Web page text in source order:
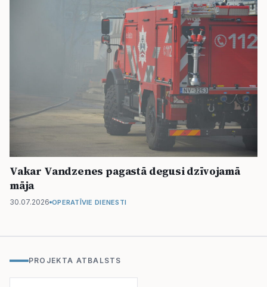
Vakar Vandzenes pagastā degusi dzīvojamā
māja
30.07.2026 OPERATĪVIE DIENESTI
PROJEKTA ATBALSTS